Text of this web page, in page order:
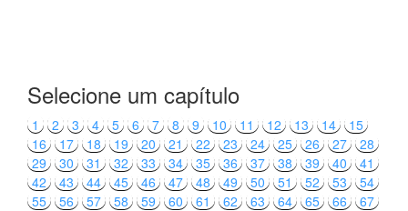
Selecione um capítulo
1 2 3 4 5 6 7 8 9 10 11 12 13 14
15
16
17 18 19 20 21 22 23 24 25 26 27
28
29
30 31 32 33 34 35 36 37 38 39 40
41
42
43 44 45 46 47 48 49 50 51 52 53
54
55
56 57 58 59 60 61 62 63 64 65 66
67